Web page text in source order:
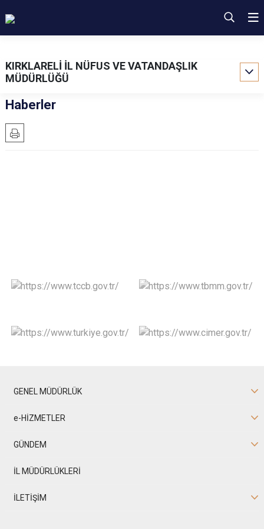
KIRKLARELİ İL NÜFUS VE VATANDAŞLIK
MÜDÜRLÜĞÜ
Haberler
GENEL MÜDÜRLÜK
e-HİZMETLER
GÜNDEM
İL MÜDÜRLÜKLERİ
İLETİŞİM